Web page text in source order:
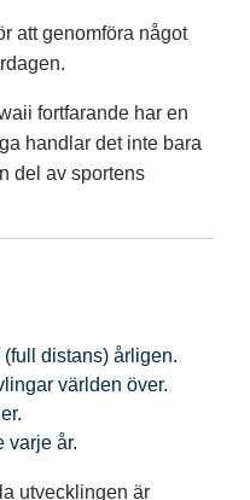
att genomföra något
fortfarande har en
handlar det inte bara
del av sportens
distans) årligen.
världen över.
varje år.
utvecklingen är